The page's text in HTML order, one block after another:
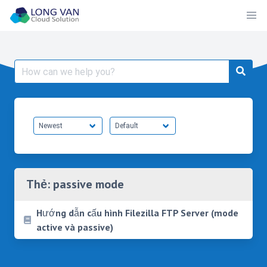
Skip
Search
for:
Thẻ: passive mode
Hướng dẫn cấu hình Filezilla FTP Server (mode
active và passive)